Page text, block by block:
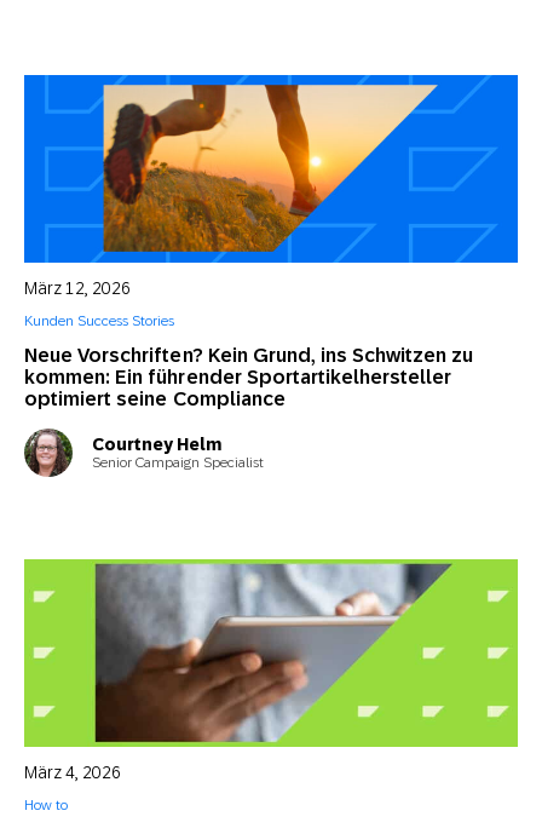
Neue Vorschriften? Kein Grund, ins Schwitzen zu
kommen: Ein führender Sportartikelhersteller
optimiert seine Compliance
März 12, 2026
Kunden Success Stories
Courtney Helm
Senior Campaign Specialist
März 4, 2026
How to